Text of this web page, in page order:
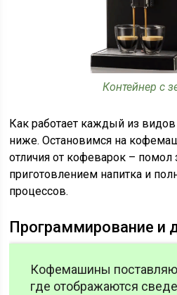
Контейнер с
Как работает каждый из
ниже. Остановимся на
отличия от кофеварок – помол
приготовлением напитка и
процессов.
Программирование и
Кофемашины
где отображаются